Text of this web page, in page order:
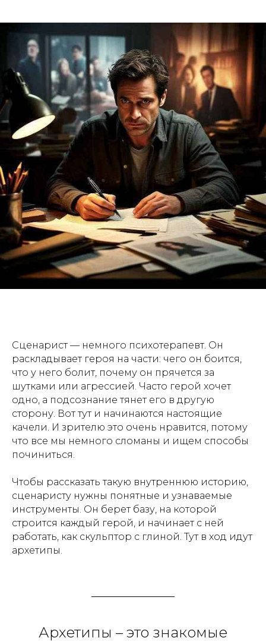
Сценарист — немного психотерапевт. Он
раскладывает героя на части: чего он боится,
что у него болит, почему он прячется за
шутками или агрессией. Часто герой хочет
одно, а подсознание тянет его в другую
сторону. Вот тут и начинаются настоящие
качели. И зрителю это очень нравится, потому
что все мы немного сломаны и ищем способы
починиться.
Чтобы рассказать такую внутреннюю историю,
сценаристу нужны понятные и узнаваемые
инструменты. Он берет базу, на которой
строится каждый герой, и начинает с ней
работать, как скульптор с глиной. Тут в ход идут
архетипы.
Архетипы – это знакомые